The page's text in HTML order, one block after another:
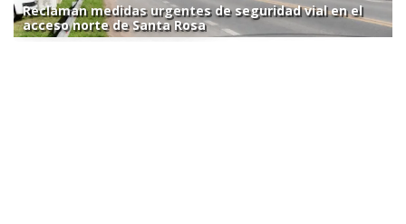
Reclaman medidas urgentes de seguridad vial en el
acceso norte de Santa Rosa